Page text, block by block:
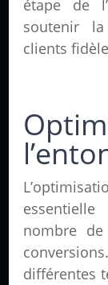
étape de l’
soutenir
clients
nombre
différentes